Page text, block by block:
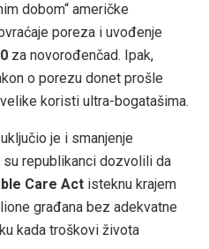
dobom“ američke
poreza i uvođenje
za novorođenčad. Ipak,
o porezu donet prošle
koristi ultra-bogatašima.
je i smanjenje
su republikanci dozvolili da
Care Act isteknu krajem
građana bez adekvatne
kada troškovi života